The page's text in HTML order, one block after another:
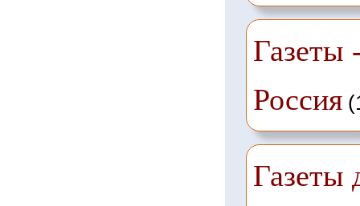
Газеты
Россия
Газеты